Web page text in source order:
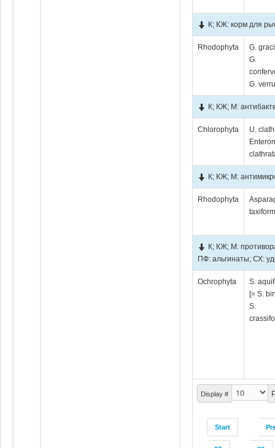
Display #
Start
К; КЖ: корм для
Rhodophyta
G.
G.
G.
К; КЖ; М:
Chlorophyta
U.
К; КЖ; М:
Rhodophyta
К; КЖ; М:
ПФ: альгинаты; СХ:
Ochrophyta
S.
[= S.
S.